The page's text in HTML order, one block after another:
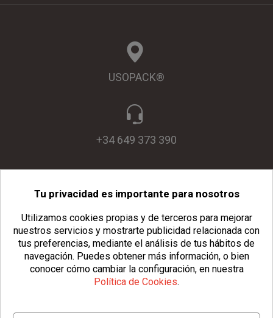
USOPACK®
+34 649 373 390
info@usopack.com
Tu privacidad es importante para nosotros
Utilizamos cookies propias y de terceros para mejorar
nuestros servicios y mostrarte publicidad relacionada con
tus preferencias, mediante el análisis de tus hábitos de
navegación. Puedes obtener más información, o bien
conocer cómo cambiar la configuración, en nuestra
Política de Cookies.